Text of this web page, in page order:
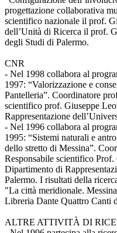
progettazione collaborativa
scientifico nazionale il prof.
dell’Unità di Ricerca il prof.
degli Studi di Palermo.
CNR
- Nel 1998 collabora al
1997: “Valorizzazione e
Pantelleria”. Coordinatore
scientifico prof. Giuseppe
Rappresentazione
- Nel 1996 collabora al
1995: “Sistemi naturali e
dello stretto di Messina”.
Responsabile scientifico
Dipartimento di
Palermo. I risultati della
"La città meridionale.
Libreria Dante Quattro Canti
ALTRE ATTIVITÀ DI